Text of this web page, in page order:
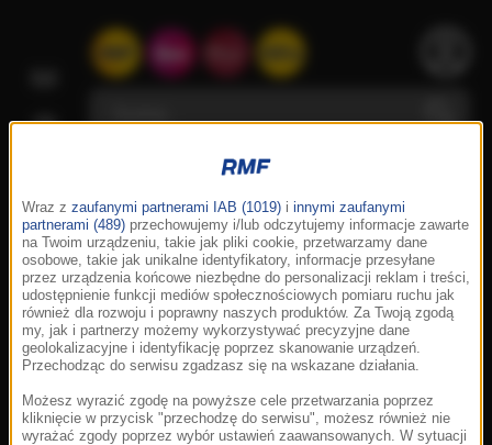
Wraz z zaufanymi partnerami IAB (1019) i innymi zaufanymi
partnerami (489) przechowujemy i/lub odczytujemy informacje zawarte
na Twoim urządzeniu, takie jak pliki cookie, przetwarzamy dane
osobowe, takie jak unikalne identyfikatory, informacje przesyłane
przez urządzenia końcowe niezbędne do personalizacji reklam i treści,
udostępnienie funkcji mediów społecznościowych pomiaru ruchu jak
również dla rozwoju i poprawny naszych produktów. Za Twoją zgodą
my, jak i partnerzy możemy wykorzystywać precyzyjne dane
geolokalizacyjne i identyfikację poprzez skanowanie urządzeń.
Przechodząc do serwisu zgadzasz się na wskazane działania.
Możesz wyrazić zgodę na powyższe cele przetwarzania poprzez
kliknięcie w przycisk "przechodzę do serwisu", możesz również nie
wyrażać zgody poprzez wybór ustawień zaawansowanych. W sytuacji